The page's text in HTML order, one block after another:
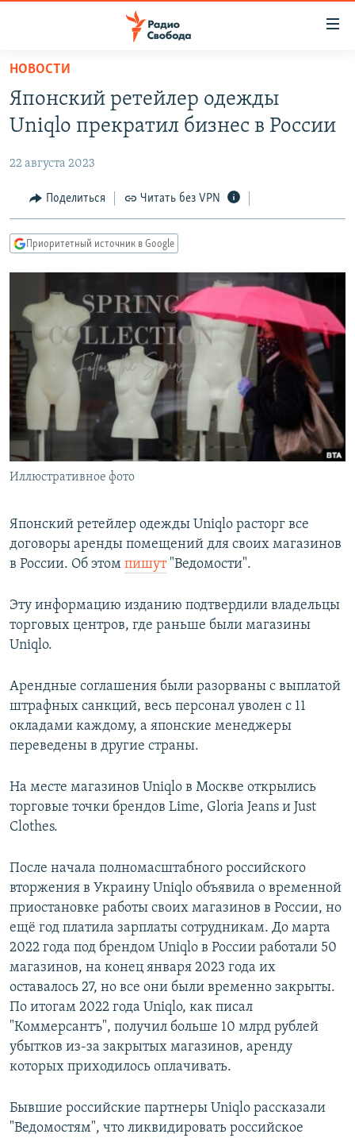
упрощенного
доступа
Вернуться
основному
Вернутся
главной
навигации
Вернутся
поиску
ПОДКАСТЫ
АВТОРСКИЕ ПРОЕКТЫ
ЦИТАТЫ СВОБОДЫ
МНЕНИЯ
IDEL.РЕАЛИИ
СЕВЕР.РЕАЛИИ
СИБИРЬ.РЕАЛИИ
РАСПИСАНИЕ ВЕЩАНИЯ
ПОДПИШИТЕСЬ НА РАССЫЛКУ
СОЦИАЛЬНЫЕ СЕТИ
Все сайты РСЕ/РС
НОВОСТИ
Японский ретейлер одежды
Uniqlo прекратил бизнес в России
22 августа 2023
Поделиться Читать без VPN
Приоритетный источник в Google
Иллюстративное фото
Японский ретейлер одежды Uniqlo расторг все
договоры аренды помещений для своих магазинов
в России. Об этом пишут"Ведомости".
Эту информацию изданию подтвердили владельцы
торговых центров, где раньше были магазины
Uniqlo.
Арендные соглашения были разорваны с выплатой
штрафных санкций, весь персонал уволен с 11
окладами каждому, а японские менеджеры
переведены в другие страны.
На месте магазинов Uniqlo в Москве открылись
торговые точки брендов Lime, Gloria Jeans и Just
Clothes.
После начала полномасштабного российского
вторжения в Украину Uniqlo объявила о временной
приостановке работы своих магазинов в России, но
ещё год платила зарплаты сотрудникам. До марта
2022 года под брендом Uniqlo в России работали 50
магазинов, на конец января 2023 года их
оставалось 27, но все они были временно закрыты.
По итогам 2022 года Uniqlo, как писал
"Коммерсантъ", получил больше 10 млрд рублей
убытков из-за закрытых магазинов, аренду
которых приходилось оплачивать.
Бывшие российские партнеры Uniqlo рассказали
"Ведомостям", что ликвидировать российское